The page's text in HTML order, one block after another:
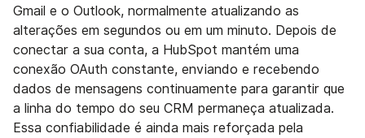
Gmail e o Outlook, normalmente atualizando as
alterações em segundos ou em um minuto. Depois de
conectar a sua conta, a HubSpot mantém uma
conexão OAuth constante, enviando e recebendo
dados de mensagens continuamente para garantir que
a linha do tempo do seu CRM permaneça atualizada.
Essa confiabilidade é ainda mais reforçada pela